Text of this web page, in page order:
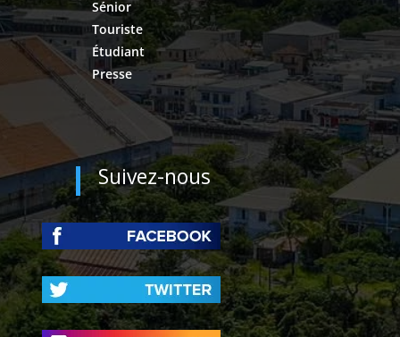
Sénior
Touriste
Étudiant
Presse
Suivez-nous